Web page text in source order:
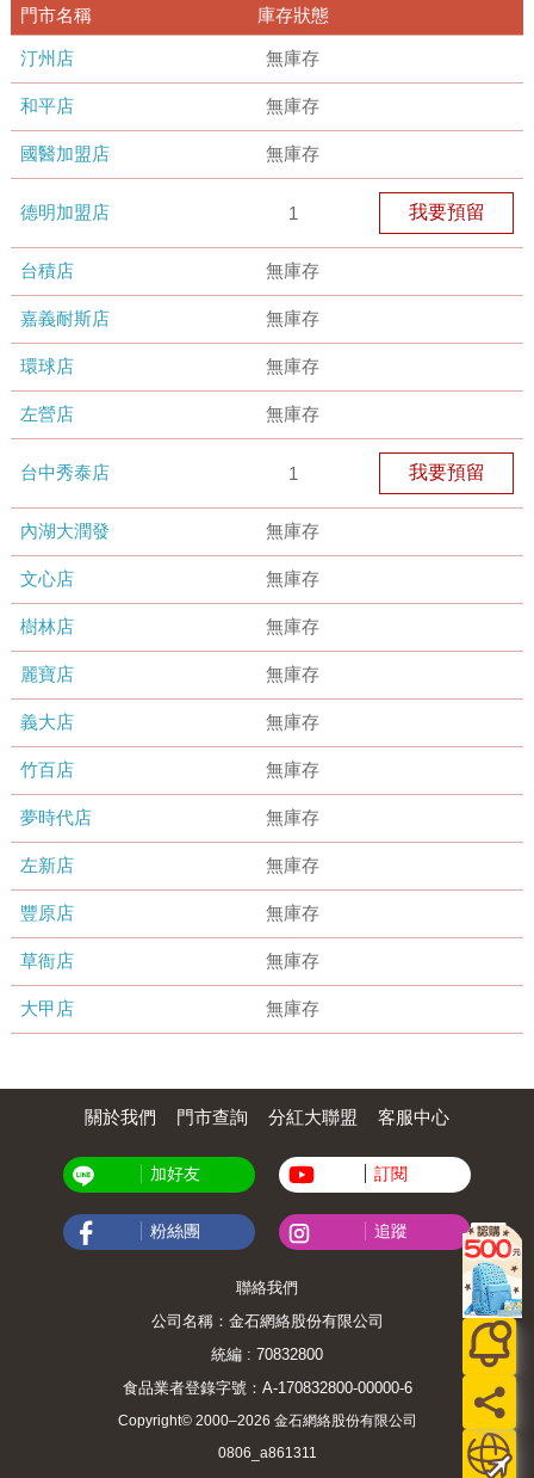
門市名稱 庫存狀態
汀州店 無庫存
和平店 無庫存
國醫加盟店 無庫存
德明加盟店 1 我要預留
台積店 無庫存
嘉義耐斯店 無庫存
環球店 無庫存
左營店 無庫存
台中秀泰店 1 我要預留
內湖大潤發 無庫存
文心店 無庫存
樹林店 無庫存
麗寶店 無庫存
義大店 無庫存
竹百店 無庫存
夢時代店 無庫存
左新店 無庫存
豐原店 無庫存
草衙店 無庫存
大甲店 無庫存
關於我們 門市查詢 分紅大聯盟 客服中心
加好友 訂閱
粉絲團 追蹤
聯絡我們
公司名稱：金石網絡股份有限公司
統編 : 70832800
食品業者登錄字號：A-170832800-00000-6
Copyright© 2000–2026 金石網絡股份有限公司
0806_a861311